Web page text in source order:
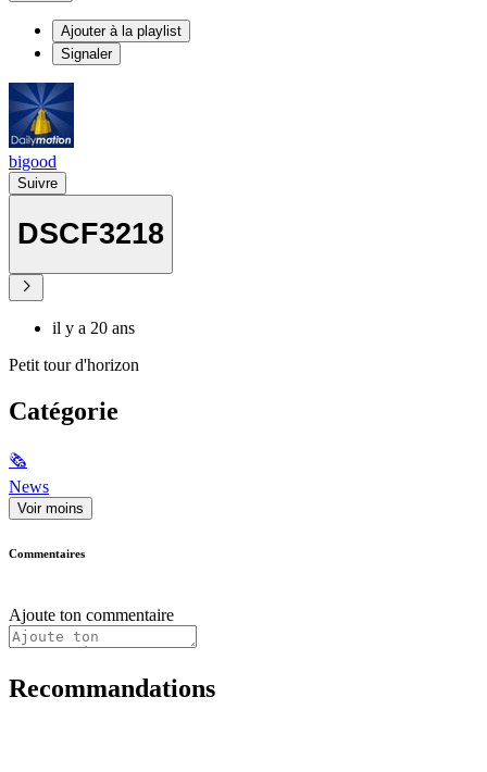
Ajouter à la playlist
Signaler
bigood
Suivre
DSCF3218
il y a 20 ans
Petit tour d'horizon
Catégorie
🗞
News
Voir moins
Commentaires
Ajoute ton commentaire
Recommandations